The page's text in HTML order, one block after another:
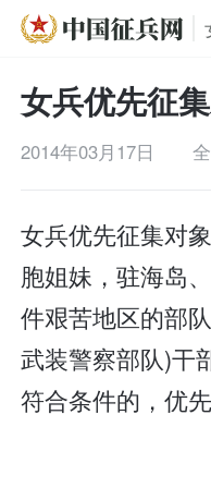
女兵优先征
2014年03月17日
女兵优先征集对
胞姐妹，驻海岛
件艰苦地区的部
武装警察部队)干
符合条件的，优先